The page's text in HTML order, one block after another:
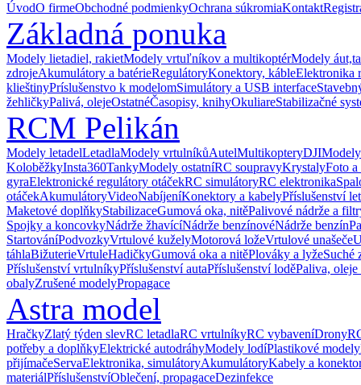
ÚvodO firmeObchodné podmienkyOchrana súkromiaKontakt
Základná ponuka
Modely lietadiel, rakietModely vrtuľníkov a multikoptérModely
zdrojeAkumulátory a batérieRegulátoryKonektory, kábleElektronika
klieštinyPríslušenstvo k modelomSimulátory a USB interface
žehličkyPalivá, olejeOstatnéČasopisy, knihyOkuliareStabilizačné
RCM Pelikán
Modely letadelLetadlaModely vrtulníkůAutelMultikopteryDJI
KoloběžkyInsta360TankyModely ostatníRC soupravyKrystalyFoto
gyraElektronické regulátory otáčekRC simulátoryRC elektronika
otáčekAkumulátoryVideoNabíjeníKonektory a kabelyPříslušenství
Maketové doplňkyStabilizaceGumová oka, nitěPalivové nádrže a
Spojky a koncovkyNádrže žhavícíNádrže benzínovéNádrže benzín
StartováníPodvozkyVrtulové kuželyMotorová ložeVrtulové unašeče
táhlaBižuterieVrtuleHadičkyGumová oka a nitěPlováky a lyžeSuché
Příslušenství vrtulníkyPříslušenství autaPříslušenství loděPaliva, oleje
obalyZrušené modelyPropagace
Astra model
HračkyZlatý týden slevRC letadlaRC vrtulníkyRC vybaveníDrony
potřeby a doplňkyElektrické autodráhyModely lodíPlastikové modely
přijímačeServaElektronika, simulátoryAkumulátoryKabely a
materiálPříslušenstvíOblečení, propagaceDezinfekce